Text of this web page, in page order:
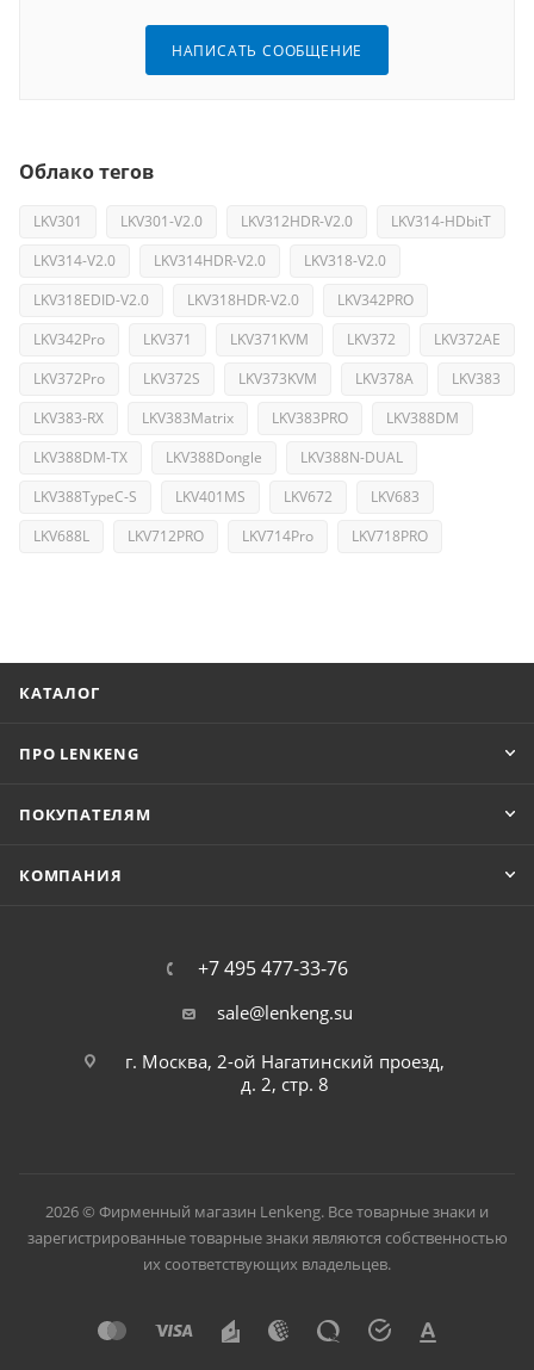
НАПИСАТЬ СООБЩЕНИЕ
Облако тегов
LKV301 LKV301-V2.0 LKV312HDR-V2.0
LKV314-HDbitT
LKV314-V2.0
LKV314HDR-V2.0
LKV318-V2.0
LKV318EDID-V2.0
LKV318HDR-V2.0
LKV342PRO
LKV342Pro
LKV371 LKV371KVM LKV372
LKV372AE
LKV372Pro
LKV372S LKV373KVM LKV378A
LKV383
LKV383-RX
LKV383Matrix LKV383PRO
LKV388DM
LKV388DM-TX
LKV388Dongle
LKV388N-DUAL
LKV388TypeC-S
LKV401MS LKV672
LKV683
LKV688L
LKV712PRO LKV714Pro LKV718PRO
КАТАЛОГ
ПРО LENKENG
ПОКУПАТЕЛЯМ
КОМПАНИЯ
+7 495 477-33-76
sale@lenkeng.su
г. Москва, 2-ой Нагатинский проезд,
д. 2, стр. 8
2026 © Фирменный магазин Lenkeng. Все товарные знаки и
зарегистрированные товарные знаки являются собственностью
их соответствующих владельцев.